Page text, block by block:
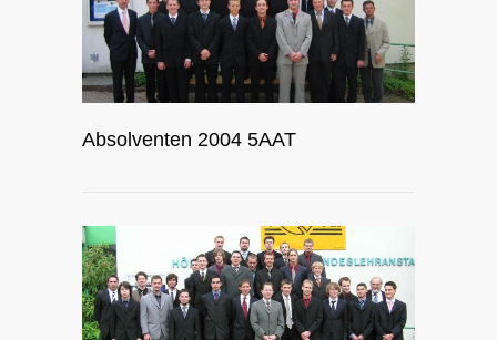
Absolventen 2004 5AAT